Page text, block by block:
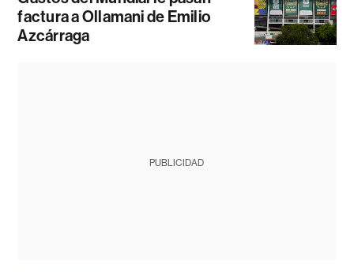
factura a Ollamani de Emilio
Azcárraga
PUBLICIDAD